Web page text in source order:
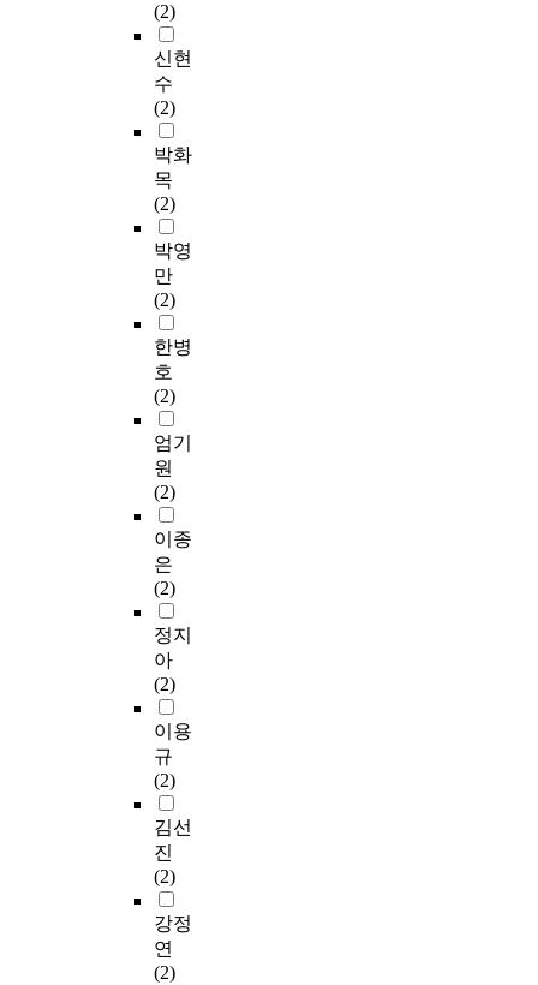
(2)
신현
수
(2)
박화
목
(2)
박영
만
(2)
한병
호
(2)
엄기
원
(2)
이종
은
(2)
정지
아
(2)
이용
규
(2)
김선
진
(2)
강정
연
(2)